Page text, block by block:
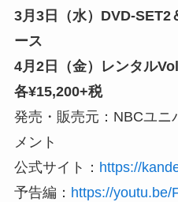
3月3日（水）DVD-SET2
ース
4月2日（金）レンタル
各¥15,200+税
発売・販売元：NBCユニ
メント
公式サイト： https://
予告編： https://youtu.be/